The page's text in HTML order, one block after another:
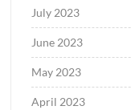
July 2023
June 2023
May 2023
April 2023